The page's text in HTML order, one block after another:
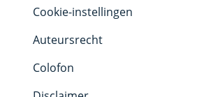
Cookie-instellingen
Auteursrecht
Colofon